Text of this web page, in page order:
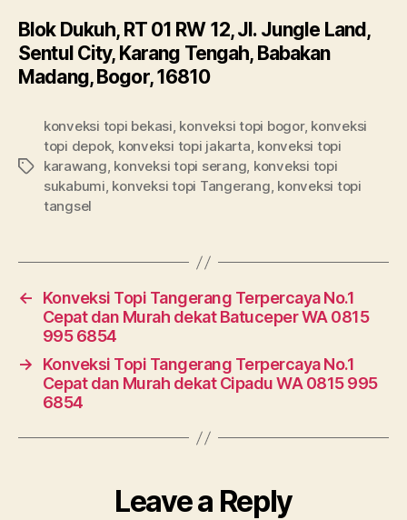
Blok Dukuh, RT 01 RW 12, Jl. Jungle Land,
Sentul City, Karang Tengah, Babakan
Madang, Bogor, 16810
Tags
konveksi topi bekasi, konveksi topi bogor, konveksi
topi depok, konveksi topi jakarta, konveksi topi
karawang, konveksi topi serang, konveksi topi
sukabumi, konveksi topi Tangerang, konveksi topi
tangsel
←
Konveksi Topi Tangerang Terpercaya No.1
Cepat dan Murah dekat Batuceper WA 0815
995 6854
→
Konveksi Topi Tangerang Terpercaya No.1
Cepat dan Murah dekat Cipadu WA 0815 995
6854
Leave a Reply